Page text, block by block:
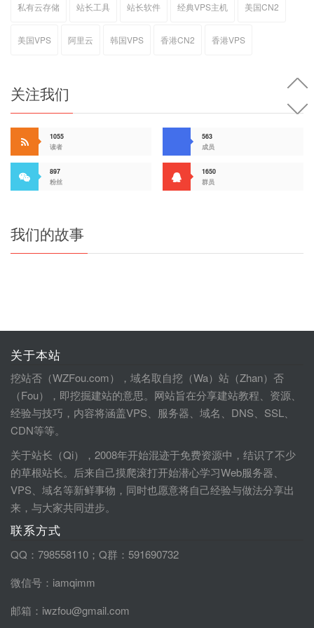
私有云存储 站长工具 站长软件 经典VPS主机 美国CN2
美国VPS 阿里云 韩国VPS 香港CN2 香港VPS
关注我们
1055
读者
563
成员
897
粉丝
1650
群员
我们的故事
关于本站
挖站否（WZFou.com），域名取自挖（Wa）站（Zhan）否
（Fou），即挖掘建站的意思。网站旨在分享建站教程、资源、
经验与技巧，内容将涵盖VPS、服务器、域名、DNS、SSL、
CDN等等。
关于站长（Qi），2008年开始混迹于免费资源中，结识了不少
的草根站长。后来自己摸爬滚打开始潜心学习Web服务器、
VPS、域名等新鲜事物，同时也愿意将自己经验与做法分享出
来，与大家共同进步。
联系方式
QQ：798558110；Q群：591690732
微信号：iamqimm
邮箱：iwzfou@gmail.com